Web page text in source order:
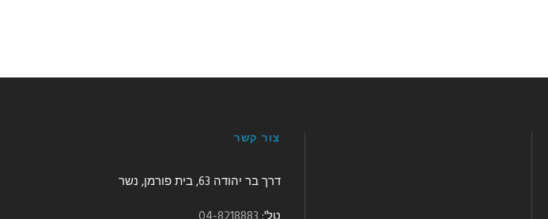
צור קשר
דרך בר יהודה 63, בית פורמן, נשר